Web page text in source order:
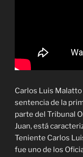
Carlos Luis
sentencia de la
parte del Tribunal
Juan, está
Teniente Carlos
fue uno de los